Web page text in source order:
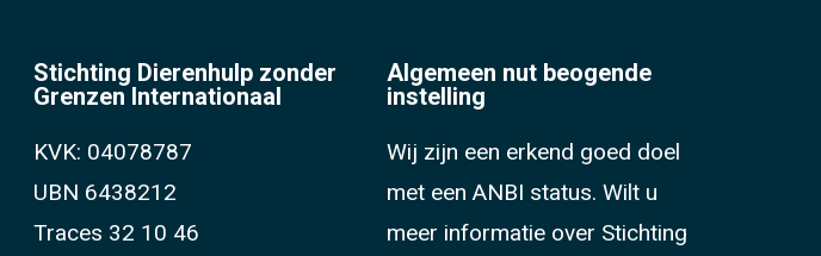
Stichting Dierenhulp zonder
Grenzen Internationaal
KVK: 04078787
UBN 6438212
Traces 32 10 46
Algemeen nut beogende
instelling
Wij zijn een erkend goed doel
met een ANBI status. Wilt u
meer informatie over Stichting